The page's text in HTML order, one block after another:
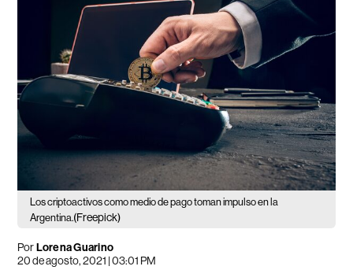
Los criptoactivos como medio de pago toman impulso en la
Argentina.(Freepick)
PorLorena Guarino
20 de agosto, 2021 | 03:01 PM